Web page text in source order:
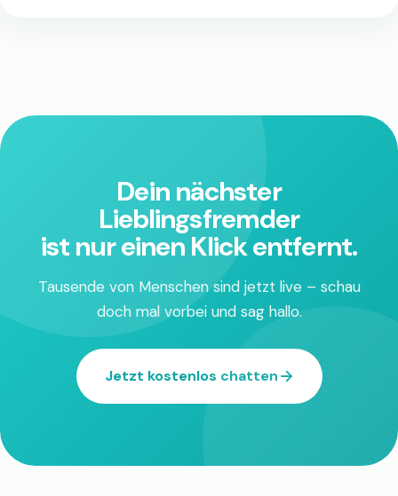
Dein nächster
Lieblingsfremder
ist nur einen Klick entfernt.
Tausende von Menschen sind jetzt live – schau
doch mal vorbei und sag hallo.
Jetzt kostenlos chatten